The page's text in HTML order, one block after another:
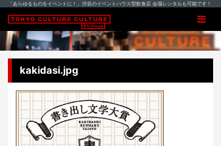
「あらゆるものをイベントに！」渋谷のイベントハウス型飲食店 会場レンタルも可能です！
kakidasi.jpg